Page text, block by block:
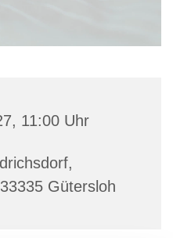
11:00 Uhr
Gütersloh